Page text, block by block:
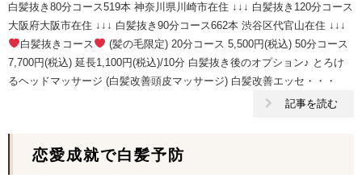
白髪抜き80分コース519本 神奈川県川崎市在住 ↓↓↓ 白髪抜き120分コース
大阪府大阪市在住 ↓↓↓ 白髪抜き90分コース662本 渋谷区代官山在住 ↓↓↓
白髪抜きコース
(髪の毛限定) 20分コース 5,500円(税込) 50分コース
7,700円(税込) 延長1,100円(税込)/10分 白髪抜き後のオプション♪ とろけ
るヘッドマッサージ (白髪改善頭皮マッサージ) 白髪改善エッセ・・・
記事を読む
恋愛成就で白髪予防